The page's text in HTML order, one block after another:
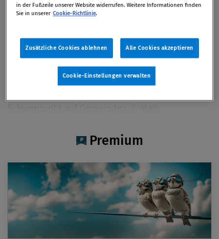
Artikel auf Xing teilen
Artikel auf linkedIn teilen
Artikel auf Facebook teilen
Artikellink kopieren
Artikel per Mail teilen
Vita
Mag. Christine Hauer hat Rechtswissenschaften
in Wien studiert und ist seit 2018
Rechtsanwaltsanwärterin in der Kanzlei Gheneff-
Rami-Sommer Rechtsanwälte OG. Ihre
Premium
in der Fußzeile unserer Website widerrufen. Weitere Informationen finden
Sie in unserer Cookie-Richtlinie.
Zusätzliche Cookies ablehnen Alle Cookies akzeptieren
Cookie-Einstellungen verwalten